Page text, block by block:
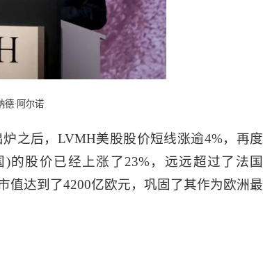
德·阿尔诺
之后，LVMH美股股价短线涨逾4%，再度
的股价已经上涨了23%，远远超过了法国
值达到了4200亿欧元，巩固了其作为欧洲最